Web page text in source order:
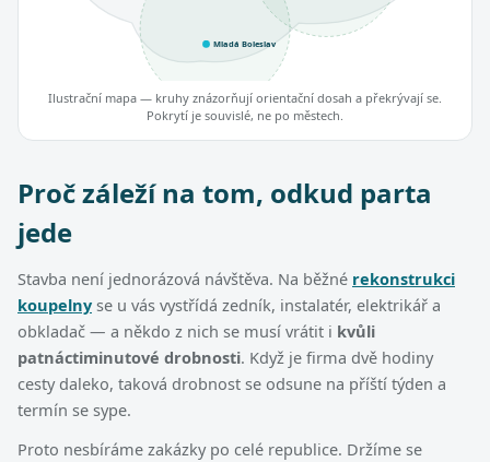
Mladá Boleslav
Ilustrační mapa — kruhy znázorňují orientační dosah a překrývají se.
Pokrytí je souvislé, ne po městech.
Proč záleží na tom, odkud parta
jede
Stavba není jednorázová návštěva. Na běžné rekonstrukci
koupelny se u vás vystřídá zedník, instalatér, elektrikář a
obkladač — a někdo z nich se musí vrátit i kvůli
patnáctiminutové drobnosti. Když je firma dvě hodiny
cesty daleko, taková drobnost se odsune na příští týden a
termín se sype.
Proto nesbíráme zakázky po celé republice. Držíme se